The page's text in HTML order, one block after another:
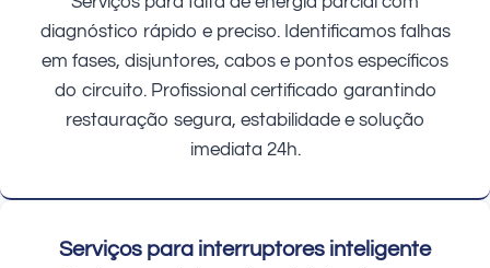
diagnóstico rápido e preciso. Identificamos falhas
em fases, disjuntores, cabos e pontos específicos
do circuito. Profissional certificado garantindo
restauração segura, estabilidade e solução
imediata 24h.
Serviços para interruptores inteligente